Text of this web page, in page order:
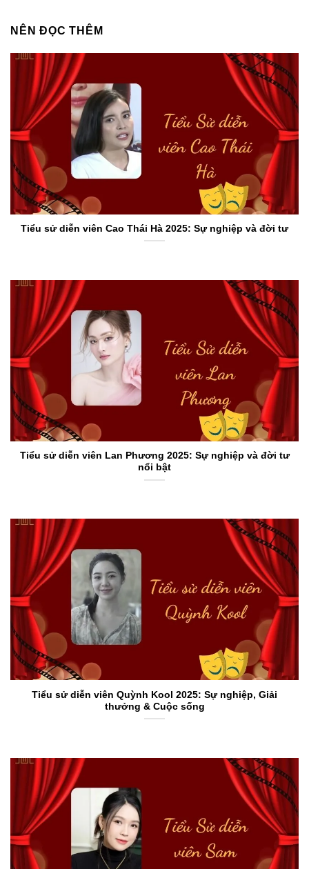
NÊN ĐỌC THÊM
Tiểu sử diễn viên Cao Thái Hà 2025: Sự nghiệp và đời tư
Tiểu sử diễn viên Lan Phương 2025: Sự nghiệp và đời tư
nổi bật
Tiểu sử diễn viên Quỳnh Kool 2025: Sự nghiệp, Giải
thưởng & Cuộc sống